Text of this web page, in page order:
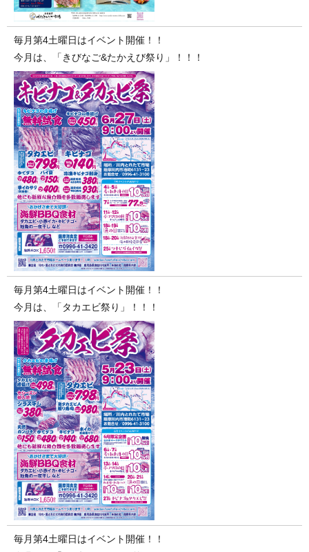
毎月第4土曜日はイベント開催！！
今月は、「きびなご&たかえび祭り」！！！
毎月第4土曜日はイベント開催！！
今月は、「タカエビ祭り」！！！
毎月第4土曜日はイベント開催！！